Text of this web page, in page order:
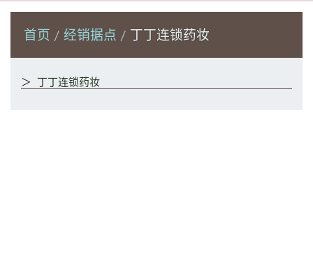
首页 经销据点 丁丁连锁药妆
＞ 丁丁连锁药妆